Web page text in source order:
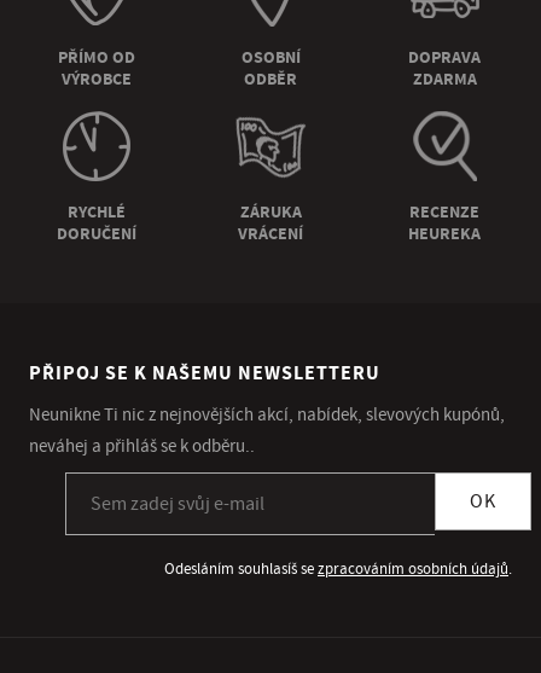
PŘÍMO OD
VÝROBCE
OSOBNÍ
ODBĚR
DOPRAVA
ZDARMA
RYCHLÉ
DORUČENÍ
ZÁRUKA
VRÁCENÍ
RECENZE
HEUREKA
PŘIPOJ SE K NAŠEMU NEWSLETTERU
Neunikne Ti nic z nejnovějších akcí, nabídek, slevových kupónů,
neváhej a přihláš se k odběru..
OK
Odesláním souhlasíš sezpracováním osobních údajů.